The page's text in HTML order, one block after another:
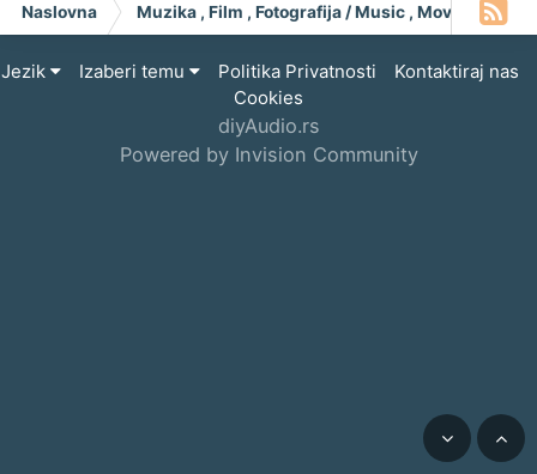
Naslovna Muzika , Film , Fotografija / Music , Moving
Jezik Izaberi temu Politika Privatnosti
Kontaktiraj nas
Cookies
diyAudio.rs
Powered by Invision Community